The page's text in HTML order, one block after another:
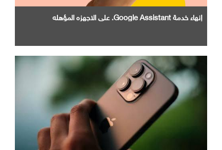
إنهاء خدمة Google Assistant. علي الاجهزه المؤهله